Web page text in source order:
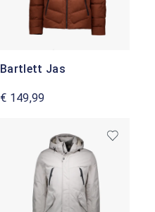
Bartlett Jas
€ 149,99